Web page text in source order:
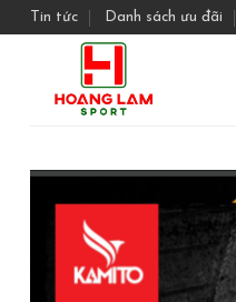
SkipTin tức Danh sách ưu đãi